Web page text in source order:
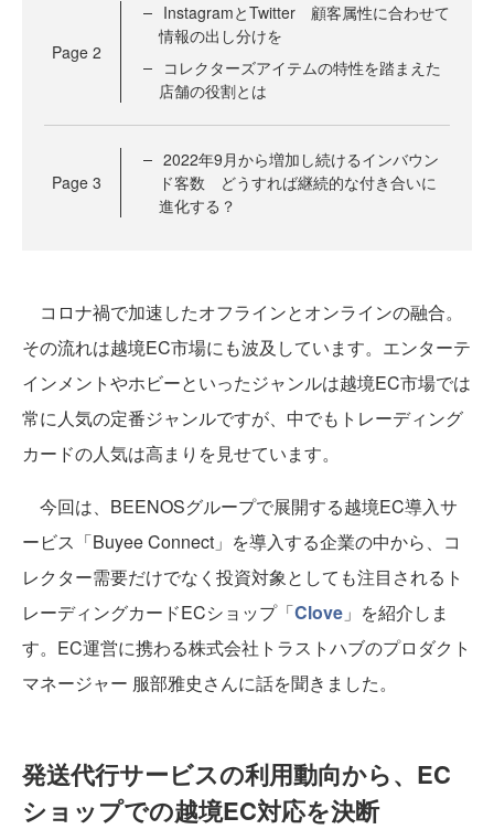
Page 2
InstagramとTwitter 顧客属性に合わせて
情報の出し分けを
コレクターズアイテムの特性を踏まえた
店舗の役割とは
Page 3
2022年9月から増加し続けるインバウン
ド客数 どうすれば継続的な付き合いに
進化する？
コロナ禍で加速したオフラインとオンラインの融合。
その流れは越境EC市場にも波及しています。エンターテ
インメントやホビーといったジャンルは越境EC市場では
常に人気の定番ジャンルですが、中でもトレーディング
カードの人気は高まりを見せています。
今回は、BEENOSグループで展開する越境EC導入サ
ービス「Buyee Connect」を導入する企業の中から、コ
レクター需要だけでなく投資対象としても注目されるト
レーディングカードECショップ「Clove 」を紹介しま
す。EC運営に携わる株式会社トラストハブのプロダクト
マネージャー 服部雅史さんに話を聞きました。
発送代行サービスの利用動向から、EC
ショップでの越境EC対応を決断